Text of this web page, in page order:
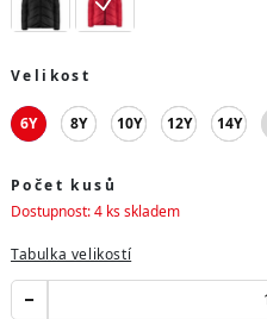
Velikost
6Y 8Y 10Y 12Y 14Y
Počet kusů
Dostupnost: 4 ks skladem
Tabulka velikostí